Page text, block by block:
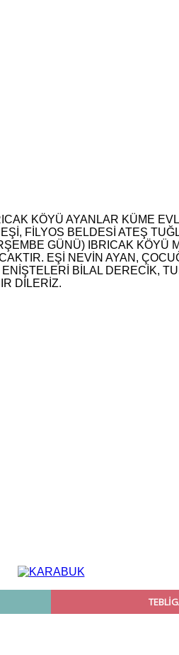
KÖYÜ AYANLAR KÜME
FİLYOS BELDESİ ATEŞ
GÜNÜ) IBRICAK
EŞİ NEVİN AYAN,
BİLAL DERECİK,
DİLERİZ.